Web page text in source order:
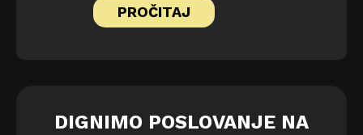
PROČITAJ
DIGNIMO POSLOVANJE NA